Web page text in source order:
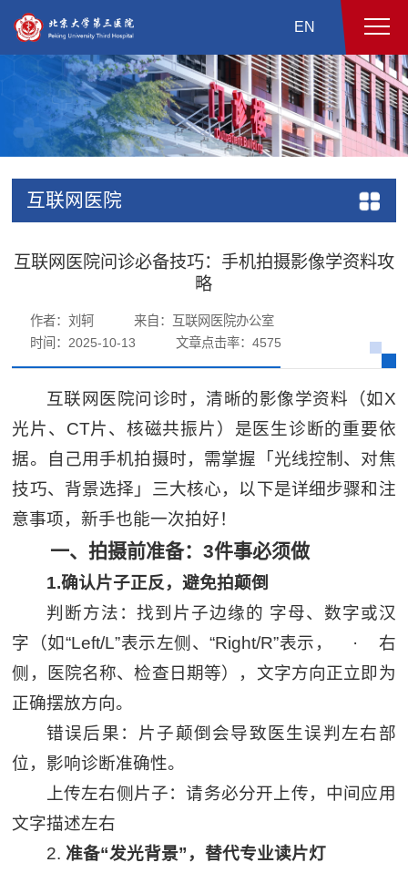
EN
互联网医院
互联网医院问诊必备技巧：手机拍摄影像学资料攻
略
作者：刘轲
来自：互联网医院办公室
时间：2025-10-13
文章点击率：4575
互联网医院问诊时，清晰的影像学资料（如X
光片、CT片、核磁共振片）是医生诊断的重要依
据。自己用手机拍摄时，需掌握「光线控制、对焦
技巧、背景选择」三大核心，以下是详细步骤和注
意事项，新手也能一次拍好！
一、拍摄前准备：3件事必须做
1.确认片子正反，避免拍颠倒
判断方法：找到片子边缘的 字母、数字或汉
字（如“Left/L”表示左侧、“Right/R”表示， · 右
侧，医院名称、检查日期等），文字方向正立即为
正确摆放方向。
错误后果：片子颠倒会导致医生误判左右部
位，影响诊断准确性。
上传左右侧片子：请务必分开上传，中间应用
文字描述左右
2. 准备“发光背景”，替代专业读片灯